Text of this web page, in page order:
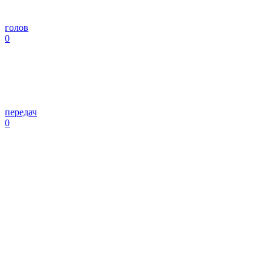
голов
0
передач
0